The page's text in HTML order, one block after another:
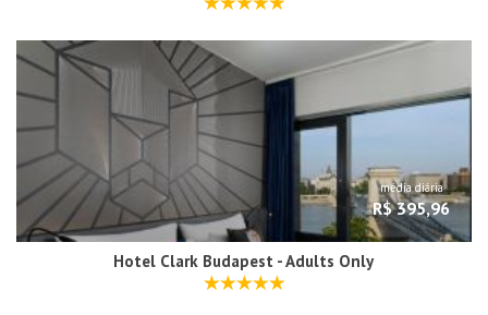
média diária
R$ 395,96
Hotel Clark Budapest - Adults Only